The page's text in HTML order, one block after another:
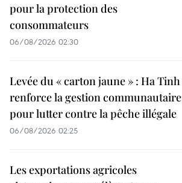
pour la protection des
consommateurs
06/08/2026 02:30
Levée du « carton jaune » : Ha Tinh
renforce la gestion communautaire
pour lutter contre la pêche illégale
06/08/2026 02:25
Les exportations agricoles